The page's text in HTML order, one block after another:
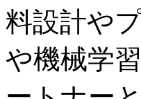
料設計や
や機械学